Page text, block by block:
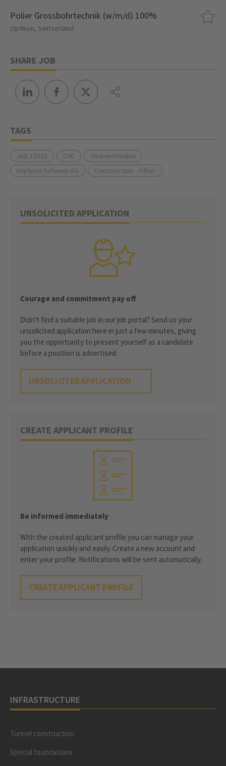
Polier Grossbohrtechnik (w/m/d) 100%
Opfikon, Switzerland
SHARE JOB
TAGS
Job 10332 CHE
Oberentfelden
Implenia Schweiz AG
Construction - Other
UNSOLICITED APPLICATION
Courage and commitment pay off
Didn't find a suitable job in our job portal? Send us your
unsolicited application here in just a few minutes, giving
you the opportunity to present yourself as a candidate
before a position is advertised.
UNSOLICITED APPLICATION
CREATE APPLICANT PROFILE
Be informed immediately
With the created applicant profile you can manage your
application quickly and easily. Create a new account and
enter your profile. Notifications will be sent automatically.
CREATE APPLICANT PROFILE
INFRASTRUCTURE
Tunnel construction
Special foundations